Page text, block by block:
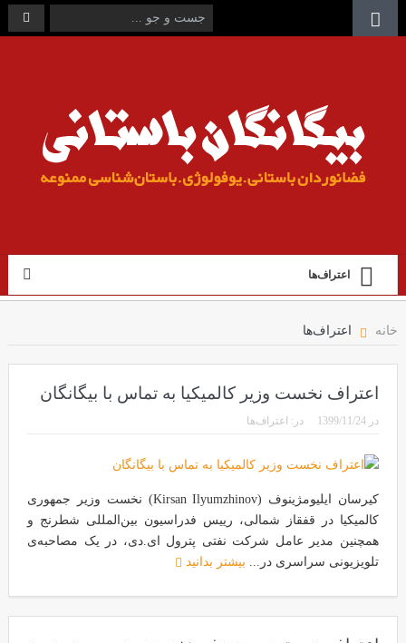
اعتراف‌ها
خانه اعتراف‌ها
اعتراف نخست وزیر کالمیکیا به تماس با بیگانگان
در 1399/11/24 در: اعتراف‌ها
کیرسان ایلیومژینوف (Kirsan Ilyumzhinov) نخست وزیر جمهوری
کالمیکیا در قفقاز شمالی، رییس فدراسیون بین‌المللی شطرنج و
همچنین مدیر عامل شرکت نفتی پترول ای.دی، در یک مصاحبه‌ی
تلویزیونی سراسری در... بیشتر بدانید